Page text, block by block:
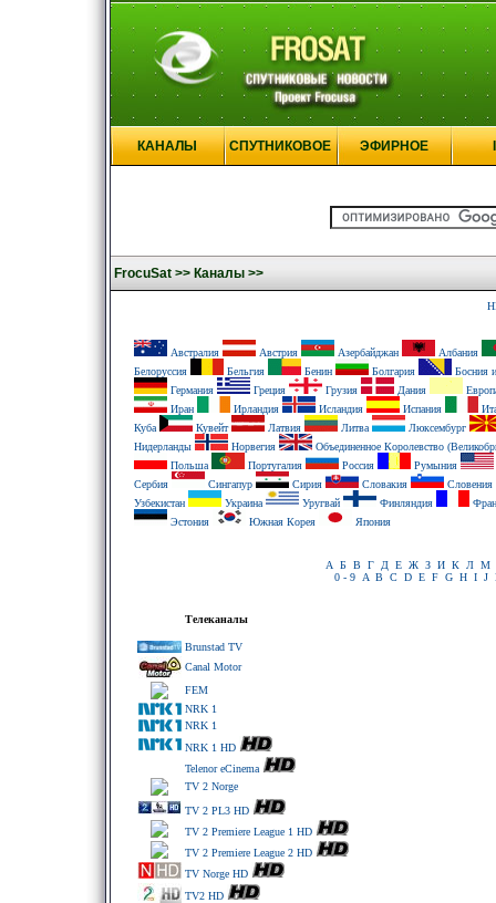
КАНАЛЫ СПУТНИКОВОЕ ЭФИРНОЕ
FrocuSat >> Каналы >>
Австралия Австрия Азербайджан
Албания
Белоруссия
Бельгия Бенин Болгария
Босния
Германия
Греция Грузия Дания
Иран
Ирландия Исландия Испания
Куба
Кувейт Латвия Литва
Люксембург
Нидерланды
Норвегия
Объединенное Королевство
Польша
Португалия Россия Румыния
Сербия
Сингапур Сирия Словакия
Словения
Узбекистан
Украина Уругвай Финляндия
Эстония
Южная Корея Япония
А Б В Г Д Е Ж З И К Л М
0 - 9
A B C D E F G H I J
Телеканалы
Brunstad TV
Canal Motor
FEM
NRK 1
NRK 1
NRK 1 HD
Telenor eCinema
TV 2 Norge
TV 2 PL3 HD
TV 2 Premiere League 1 HD
TV 2 Premiere League 2 HD
TV Norge HD
TV2 HD